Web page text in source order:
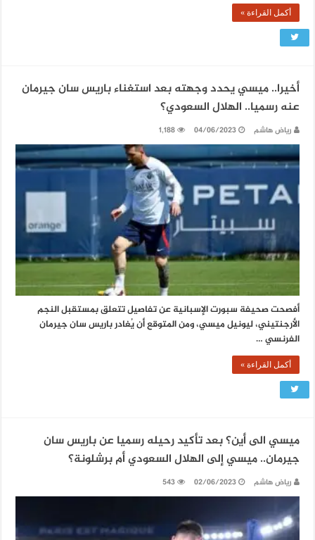
أكمل القراءة »
أخيرا.. ميسي يحدد وجهته بعد استغناء باريس سان جيرمان
عنه رسميا.. الهلال السعودي؟
رياض هاشم 04/06/2023
1,188
أفصحت صحيفة سبورت الإسبانية عن تفاصيل تتعلق بمستقبل النجم
الأرجنتيني، ليونيل ميسي، ومن المتوقع أن يُغادر باريس سان جيرمان
الفرنسي …
أكمل القراءة »
ميسي الى أين؟ بعد تأكيد رحيله رسميا عن باريس سان
جيرمان.. ميسي إلى الهلال السعودي أم برشلونة؟
رياض هاشم 02/06/2023
543